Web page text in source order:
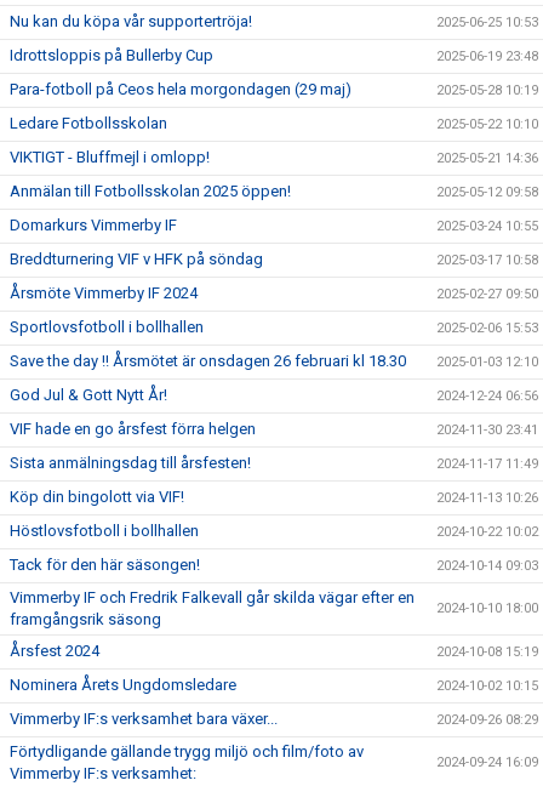
Nu kan du köpa vår supportertröja! 2025-06-25 10:53
Idrottsloppis på Bullerby Cup 2025-06-19 23:48
Para-fotboll på Ceos hela morgondagen (29 maj) 2025-05-28 10:19
Ledare Fotbollsskolan 2025-05-22 10:10
VIKTIGT - Bluffmejl i omlopp! 2025-05-21 14:36
Anmälan till Fotbollsskolan 2025 öppen! 2025-05-12 09:58
Domarkurs Vimmerby IF 2025-03-24 10:55
Breddturnering VIF v HFK på söndag 2025-03-17 10:58
Årsmöte Vimmerby IF 2024 2025-02-27 09:50
Sportlovsfotboll i bollhallen 2025-02-06 15:53
Save the day !! Årsmötet är onsdagen 26 februari kl 18.30 2025-01-03 12:10
God Jul & Gott Nytt År! 2024-12-24 06:56
VIF hade en go årsfest förra helgen 2024-11-30 23:41
Sista anmälningsdag till årsfesten! 2024-11-17 11:49
Köp din bingolott via VIF! 2024-11-13 10:26
Höstlovsfotboll i bollhallen 2024-10-22 10:02
Tack för den här säsongen! 2024-10-14 09:03
Vimmerby IF och Fredrik Falkevall går skilda vägar efter en
framgångsrik säsong
2024-10-10 18:00
Årsfest 2024 2024-10-08 15:19
Nominera Årets Ungdomsledare 2024-10-02 10:15
Vimmerby IF:s verksamhet bara växer... 2024-09-26 08:29
Förtydligande gällande trygg miljö och film/foto av
Vimmerby IF:s verksamhet:
2024-09-24 16:09